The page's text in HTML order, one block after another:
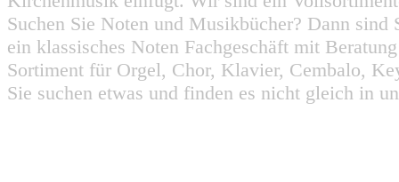
Suchen Sie Noten und Musikbücher? Dann
ein klassisches Noten Fachgeschäft mit
Sortiment für Orgel, Chor, Klavier, Cembalo,
Sie suchen etwas und finden es nicht gleich in